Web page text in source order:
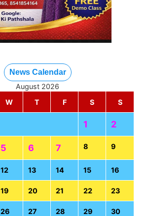
News Calendar
August 2026
W T F S S
1 2
5 6 7 8 9
12 13 14 15 16
19 20 21 22 23
26 27 28 29 30